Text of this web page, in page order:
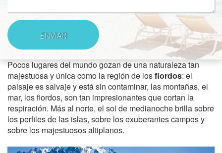
Pocos lugares del mundo gozan de una naturaleza tan
majestuosa y única como la región de losfiordos: el
paisaje es salvaje y está sin contaminar, las montañas, el
mar, los fiordos, son tan impresionantes que cortan la
respiración. Más al norte, el sol de medianoche brilla sobre
los perfiles de las islas, sobre los exuberantes campos y
sobre los majestuosos altiplanos.